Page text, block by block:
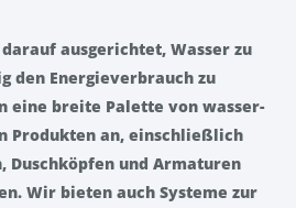
ausgerichtet, Wasser zu
den Energieverbrauch zu
eine breite Palette von wasser-
Produkten an, einschließlich
Duschköpfen und Armaturen
Wir bieten auch Systeme zur